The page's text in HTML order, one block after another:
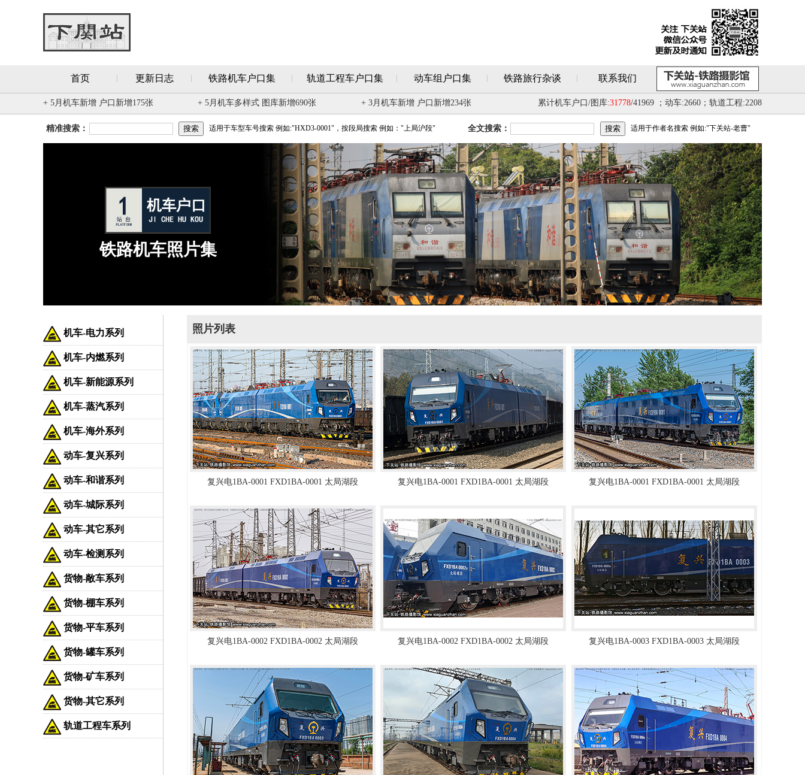
首页 更新日志 铁路机车户口集 轨道工程车户口集 动车组户口集 铁路旅行杂谈 联系我们
+ 5月机车新增 户口新增175张 + 5月机车多样式 图库新增690张 + 3月机车新增 户口新增234张 累计机车户口/图库:31778/41969 ；动车:2660；轨道工程:2208
精准搜索： 适用于车型车号搜索 例如:"HXD3-0001"，按段局搜索 例如："上局沪段" 全文搜索： 适用于作者名搜索 例如:"下关站-老曹"
铁路机车照片集
机车-电力系列
机车-内燃系列
机车-新能源系列
机车-蒸汽系列
机车-海外系列
动车-复兴系列
动车-和谐系列
动车-城际系列
动车-其它系列
动车-检测系列
货物-敞车系列
货物-棚车系列
货物-平车系列
货物-罐车系列
货物-矿车系列
货物-其它系列
轨道工程车系列
照片列表
复兴电1BA-0001 FXD1BA-0001 太局湖段 复兴电1BA-0001 FXD1BA-0001 太局湖段 复兴电1BA-0001 FXD1BA-0001 太局湖段
复兴电1BA-0002 FXD1BA-0002 太局湖段 复兴电1BA-0002 FXD1BA-0002 太局湖段 复兴电1BA-0003 FXD1BA-0003 太局湖段